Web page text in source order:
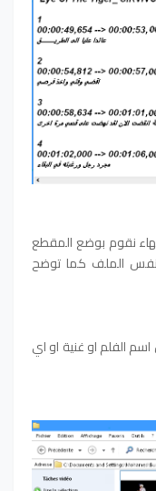
نقوم بوضع المقطع
الملف كما توضح
الفلم او غنية او اي